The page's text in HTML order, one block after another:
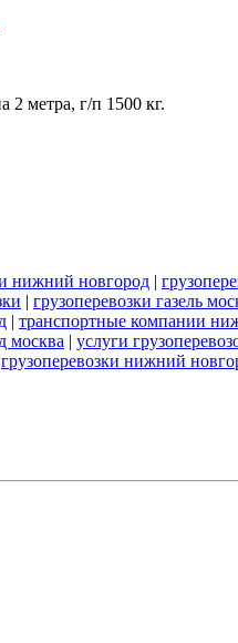
2 метра, г/п 1500 кг.
нижний новгород |
| грузоперевозки газель
| транспортные компании
москва | услуги
грузоперевозки нижний